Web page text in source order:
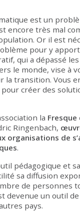
est un
encore très mal
Or il est
pour y
qui a dépassé
le monde, vise à
la transition. Vous
créer des
la Fresque
Ringenbach,
organisations de
.
pédagogique et
sa diffusion
de personnes
devenue un outil
pays.